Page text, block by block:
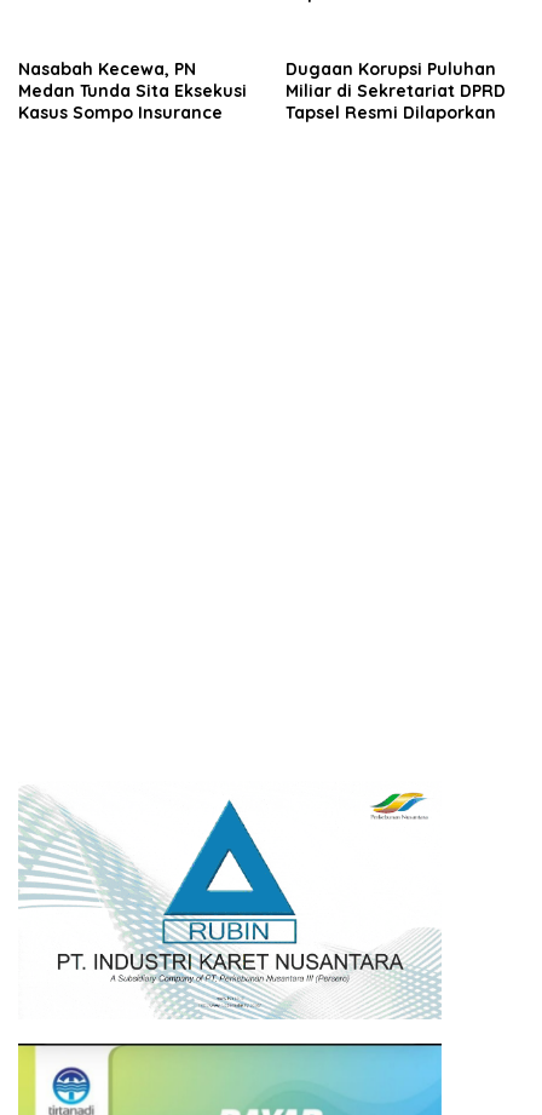
Nasabah Kecewa, PN
Medan Tunda Sita Eksekusi
Kasus Sompo Insurance
Dugaan Korupsi Puluhan
Miliar di Sekretariat DPRD
Tapsel Resmi Dilaporkan